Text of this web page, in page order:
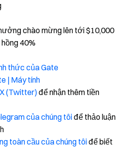
chào mừng lên tới $10,000
40%
thức của Gate
| Máy tính
(Twitter)để nhận thêm tiền
của chúng tôiđể thảo luận
toàn cầu của chúng tôiđể biết